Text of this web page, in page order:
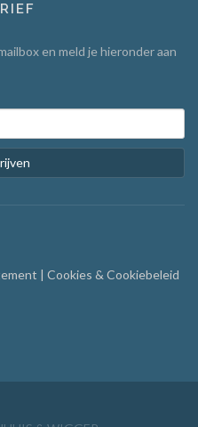
en meld je hieronder aan
| Cookies & Cookiebeleid